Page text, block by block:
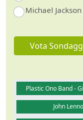
Michael
Vota
Plastic Ono Band -
John